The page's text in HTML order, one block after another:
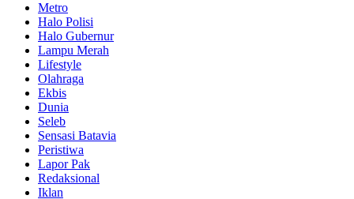
Metro
Halo Polisi
Halo Gubernur
Lampu Merah
Lifestyle
Olahraga
Ekbis
Dunia
Seleb
Sensasi Batavia
Peristiwa
Lapor Pak
Redaksional
Iklan